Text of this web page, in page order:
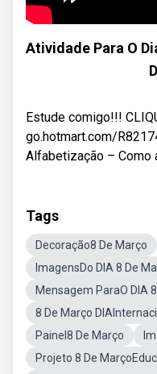
Atividade Para O
Estude comigo!!!
go.hotmart.com/
Alfabetização – Como
Tags
Decoração8 De Março
ImagensDo DIA 8 De
Mensagem ParaO DIA
8 De Março
Painel8 De Março
Projeto 8 De